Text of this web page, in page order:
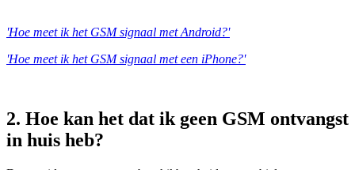
'Hoe meet ik het GSM signaal met Android?'
'Hoe meet ik het GSM signaal met een iPhone?'
2. Hoe kan het dat ik geen GSM ontvangst
in huis heb?